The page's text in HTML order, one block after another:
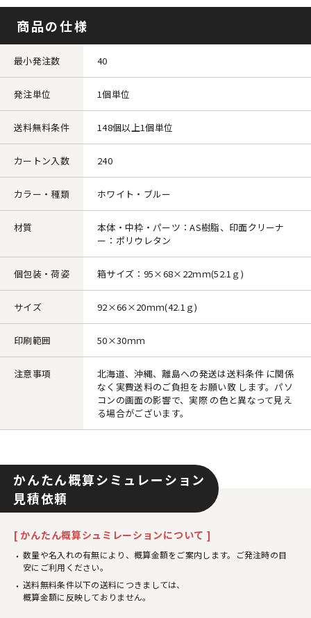
商品の仕様
最小発注数 40
発注単位 1個単位
送料無料条件 148個以上1個単位
カートン入数 240
カラー・種類 ホワイト・ブルー
材質
本体・中枠・パーツ：AS樹脂、印面クリーナ
ー：ポリウレタン
個包装・荷姿 箱サイズ：95×68×22ｍｍ(52.1ｇ)
サイズ 92×66×20ｍｍ(42.1ｇ)
印刷範囲 50×30ｍｍ
注意事項
北海道、沖縄、離島への発送は送料条件 に関係
なく実費送料のご負担をお願い致 します。パソ
コンの画面の影響で、実際 の色と異なって見え
る場合がございます。
かんたん概算シミュレーション
見積依頼
[ かんたん概算シュミレーションについて ]
数量や名入れの有無により、概算金額をご案内します。ご発注時の目
安にご利用ください。
送料無料条件以下の送料につきましては、
概算金額に反映しておりません。